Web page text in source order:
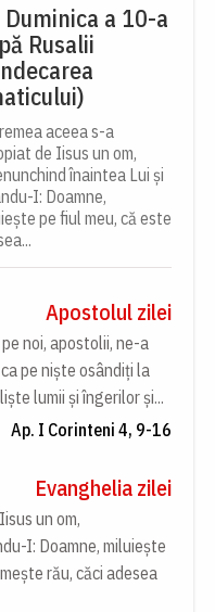
a 10-a
Rusalii
aceea s-a
de Iisus un om,
înaintea Lui și
I: Doamne,
pe fiul meu, că este
Apostolul zilei
noi, apostolii, ne-a
pe niște osândiți la
lumii și îngerilor și...
Ap. I Corinteni 4, 9-16
Evanghelia zilei
un om,
I: Doamne, miluiește
rău, căci adesea